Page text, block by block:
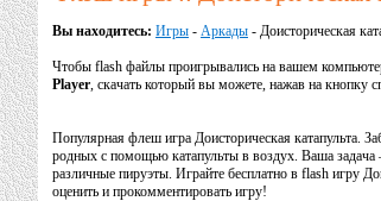
Вы находитесь: Игры - Аркады - Доисторическая
Чтобы flash файлы проигрывались на вашем
Player, скачать который вы можете, нажав на кнопку
Популярная флеш игра Доисторическая катапульта.
родных с помощью катапульты в воздух. Ваша задача
различные пируэты. Играйте бесплатно в flash игру
оценить и прокомментировать игру!